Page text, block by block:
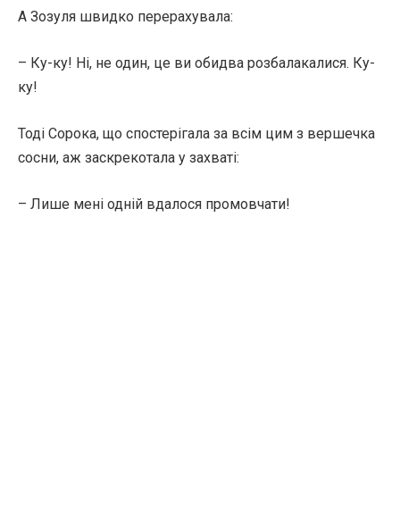
А Зозуля швидко перерахувала:
– Ку-ку! Ні, не один, це ви обидва розбалакалися. Ку-
ку!
Тоді Сорока, що спостерігала за всім цим з вершечка
сосни, аж заскрекотала у захваті:
– Лише мені одній вдалося промовчати!